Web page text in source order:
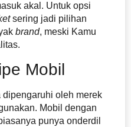
akal. Untuk opsi
sering jadi pilihan
brand, meski Kamu
Mobil
dipengaruhi oleh merek
Mobil dengan
punya onderdil